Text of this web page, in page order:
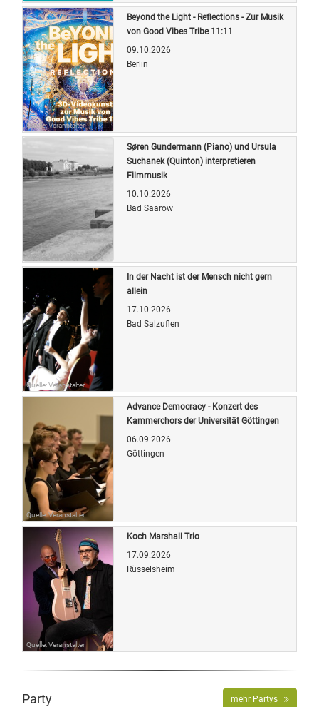
Quelle: Veranstalter
Beyond the Light - Reflections - Zur Musik
von Good Vibes Tribe 11:11
09.10.2026
Berlin
Quelle: Veranstalter
Søren Gundermann (Piano) und Ursula
Suchanek (Quinton) interpretieren
Filmmusik
10.10.2026
Bad Saarow
Quelle: Veranstalter
In der Nacht ist der Mensch nicht gern
allein
17.10.2026
Bad Salzuflen
Quelle: Veranstalter
Advance Democracy - Konzert des
Kammerchors der Universität Göttingen
06.09.2026
Göttingen
Quelle: Veranstalter
Koch Marshall Trio
17.09.2026
Rüsselsheim
Party mehr Partys